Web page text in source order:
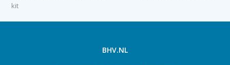
post:
kit
BHV.NL